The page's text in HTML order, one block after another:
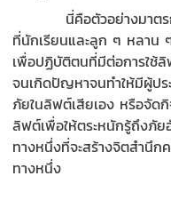
นี่คือตัวอย่างมาตรกา
ที่นักเรียนและลูก ๆ หลาน
เพื่อปฏิบัติตนที่มีต่อการใช้
จนเกิดปัญหาจนทำให้มีผู้ปร
ภัยในลิฟต์เสียเอง หรือจัด
ลิฟต์เพื่อให้ตระหนักรู้ถึงภัย
ทางหนึ่งที่จะสร้างจิตสำนึก
ทางหนึ่ง